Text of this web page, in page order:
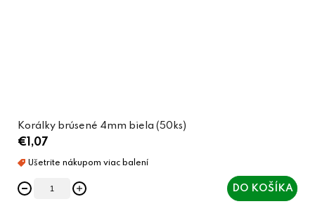
Korálky brúsené 4mm biela (50ks)
€1,07
DO KOŠÍKA